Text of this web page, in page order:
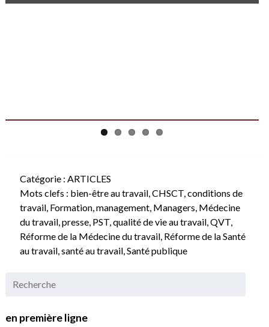
Catégorie : ARTICLES
Mots clefs : bien-être au travail, CHSCT, conditions de
travail, Formation, management, Managers Médecine
du travail, presse, PST, qualité de vie au travail, QVT,
Réforme de la Médecine du travail, Réforme de la Santé
au travail, santé au travail, Santé publique
en première ligne